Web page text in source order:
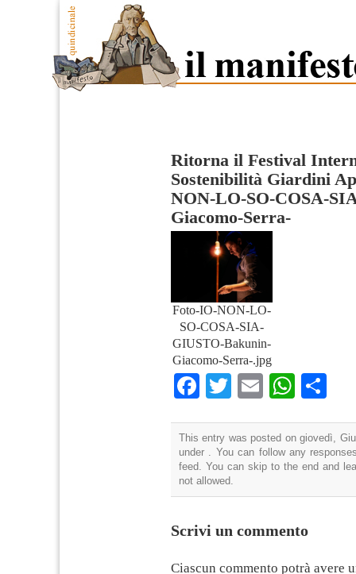
Ritorna il Festival
Sostenibilità Giardini
NON-LO-SO-COSA-
Giacomo-Serra-
Foto-IO-NON-LO-
SO-COSA-SIA-
GIUSTO-Bakunin-
Giacomo-Serra-.jpg
Facebook
Twitter
Email
This entry was posted on giovedì,
under . You can follow any
feed. You can skip to the end and
not allowed.
Scrivi un commento
Ciascun commento potrà avere